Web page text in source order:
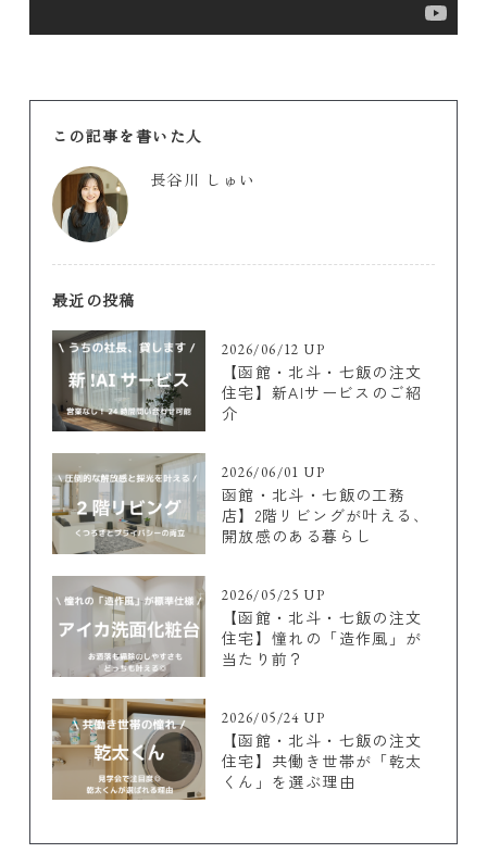
この記事を書いた人
長谷川 しゅい
最近の投稿
2026/06/12 UP
【函館・北斗・七飯の注文
住宅】新AIサービスのご紹
介
2026/06/01 UP
函館・北斗・七飯の工務
店】2階リビングが叶える、
開放感のある暮らし
2026/05/25 UP
【函館・北斗・七飯の注文
住宅】憧れの「造作風」が
当たり前？
2026/05/24 UP
【函館・北斗・七飯の注文
住宅】共働き世帯が「乾太
くん」を選ぶ理由